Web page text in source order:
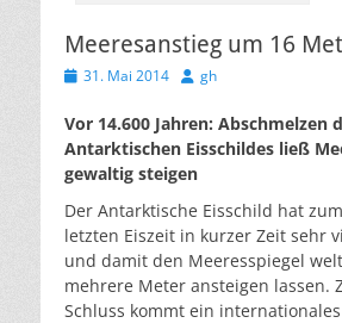
Meeresanstieg um 16
Veröffentlicht
31. Mai 2014 Autor
gh
Vor 14.600 Jahren: Abschmelzen
Antarktischen Eisschildes ließ
gewaltig steigen
Der Antarktische Eisschild hat
letzten Eiszeit in kurzer Zeit sehr
und damit den Meeresspiegel
mehrere Meter ansteigen lassen.
Schluss kommt ein